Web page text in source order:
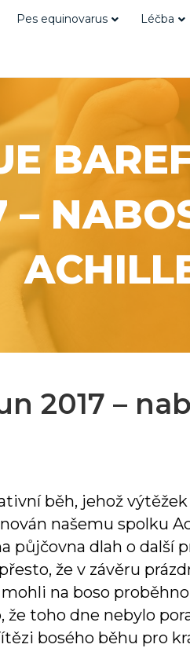
Pes equinovarus Léčba
–
2017 –
běh, jehož
našemu spolku
půjčovna dlah o další
že v závěru
na boso
že toho dne nebylo
bosého běhu pro